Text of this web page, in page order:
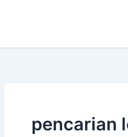
pencarian